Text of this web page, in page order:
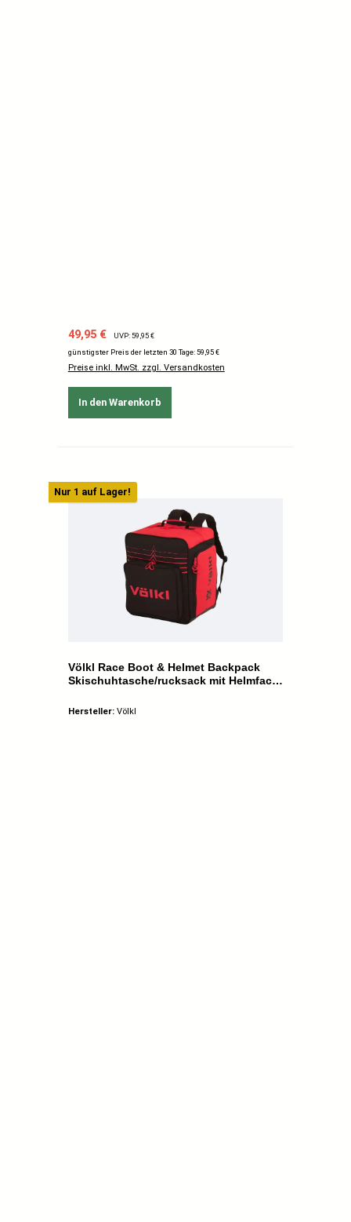
Verkaufspreis:
49,95 € Regulärer Preis:
UVP: 59,95 €
günstigster Preis der letzten 30 Tage: 59,95 €
Preise inkl. MwSt. zzgl. Versandkosten
In den Warenkorb
Nur 1 auf Lager!
Völkl Race Boot & Helmet Backpack
Skischuhtasche/rucksack mit Helmfach
Hersteller: Völkl